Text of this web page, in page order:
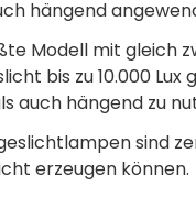
hängend
Modell mit gleich
bis zu 10.000
auch hängend zu
sind
erzeugen können.